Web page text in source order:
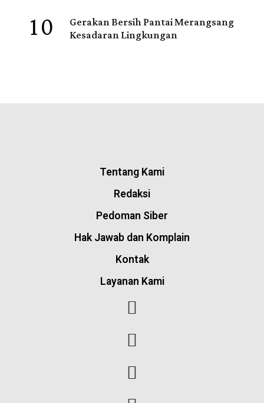
10 Gerakan Bersih Pantai Merangsang
Kesadaran Lingkungan
Tentang Kami
Redaksi
Pedoman Siber
Hak Jawab dan Komplain
Kontak
Layanan Kami